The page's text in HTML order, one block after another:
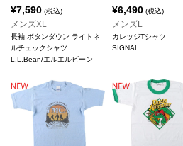
¥7,590 (税込)
メンズXL
長袖 ボタンダウン ライトネ
ルチェックシャツ
L.L.Bean/エルエルビーン
¥6,490(税込)
メンズL
カレッジTシャツ
SIGNAL